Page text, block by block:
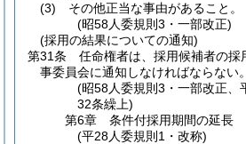
(3)
その他正当な事由があること。
(昭58人委規則3・一部改正)
(採用の結果についての通知)
第31条
任命権者は、採用候補者の採
事委員会に通知しなければならない。
(昭58人委規則3・一部改正、
32条繰上)
第6章
条件付採用期間の延長
(平28人委規則1・改称)